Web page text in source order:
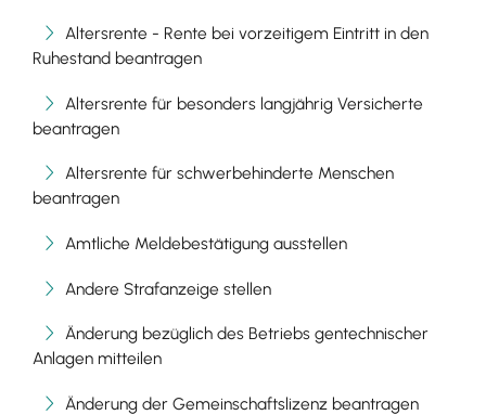
Altersrente - Rente bei vorzeitigem Eintritt in den
Ruhestand beantragen
Altersrente für besonders langjährig Versicherte
beantragen
Altersrente für schwerbehinderte Menschen
beantragen
Amtliche Meldebestätigung ausstellen
Andere Strafanzeige stellen
Änderung bezüglich des Betriebs gentechnischer
Anlagen mitteilen
Änderung der Gemeinschaftslizenz beantragen